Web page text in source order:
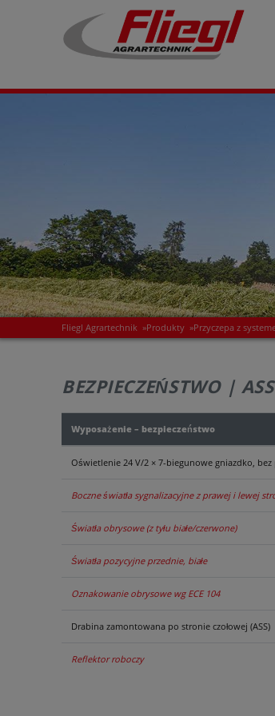
Fliegl Agrartechnik »Produkty »Przyczepa z
BEZPIECZEŃSTWO |
Wyposażenie – bezpieczeństwo
Oświetlenie 24 V/2 × 7-biegunowe gniazdko, bez
Boczne światła sygnalizacyjne z prawej i lewej
Światła obrysowe (z tyłu białe/czerwone)
Światła pozycyjne przednie, białe
Oznakowanie obrysowe wg ECE 104
Drabina zamontowana po stronie czołowej (ASS)
Reflektor roboczy